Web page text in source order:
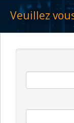
Veuillez